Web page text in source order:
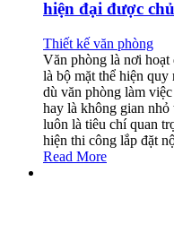
hiện đại được
Thiết kế văn phòng
Văn phòng là nơi hoạt
là bộ mặt thể hiện quy
dù văn phòng làm
hay là không gian
luôn là tiêu chí quan
hiện thi công lắp đặt
Read More